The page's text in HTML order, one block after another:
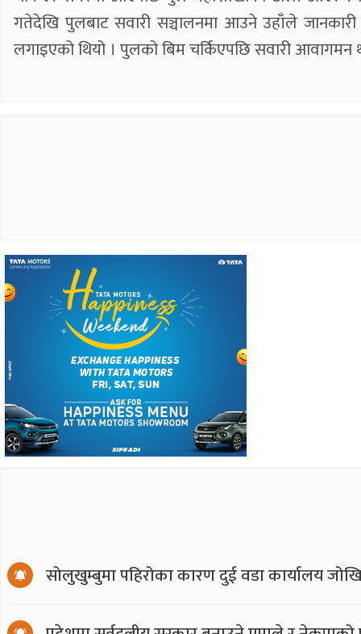
गतेदेखि पुलबाट सवारी सञ्चालनमा आउने उहाँले
लगाइएको थियो । पुलको बिम चर्किएपछि सवारी आवागमन
सोलुखुम्बुमा पहिरोका कारण दुई वडा कार्यालय